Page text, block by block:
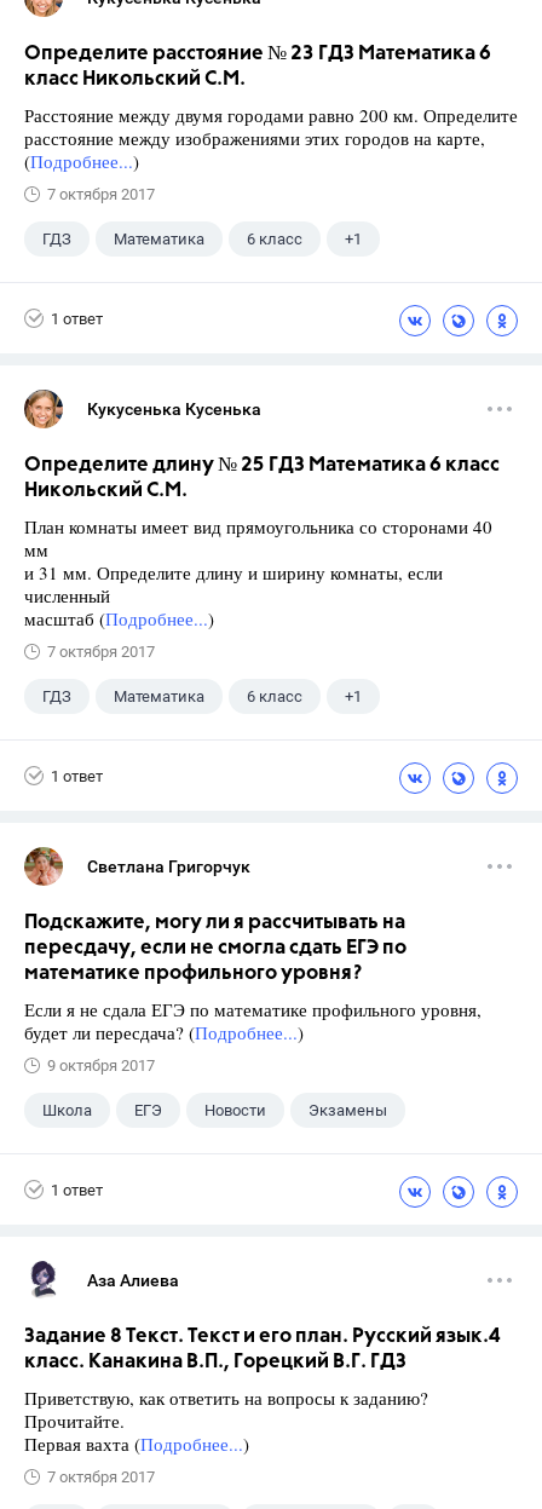
Определите расстояние № 23 ГДЗ Математика 6
класс Никольский С.М.
Расстояние между двумя городами равно 200 км. Определите
расстояние между изображениями этих городов на карте,
(Подробнее...)
7 октября 2017
ГДЗ Математика 6 класс +1
1 ответ
Кукусенька Кусенька
Определите длину № 25 ГДЗ Математика 6 класс
Никольский С.М.
План комнаты имеет вид прямоугольника со сторонами 40
мм
и 31 мм. Определите длину и ширину комнаты, если
численный
масштаб (Подробнее...)
7 октября 2017
ГДЗ Математика 6 класс +1
1 ответ
Светлана Григорчук
Подскажите, могу ли я рассчитывать на
пересдачу, если не смогла сдать ЕГЭ по
математике профильного уровня?
Если я не сдала ЕГЭ по математике профильного уровня,
будет ли пересдача? (Подробнее...)
9 октября 2017
Школа ЕГЭ Новости Экзамены
1 ответ
Аза Алиева
Задание 8 Текст. Текст и его план. Русский язык.4
класс. Канакина В.П., Горецкий В.Г. ГДЗ
Приветствую, как ответить на вопросы к заданию?
Прочитайте.
Первая вахта (Подробнее...)
7 октября 2017